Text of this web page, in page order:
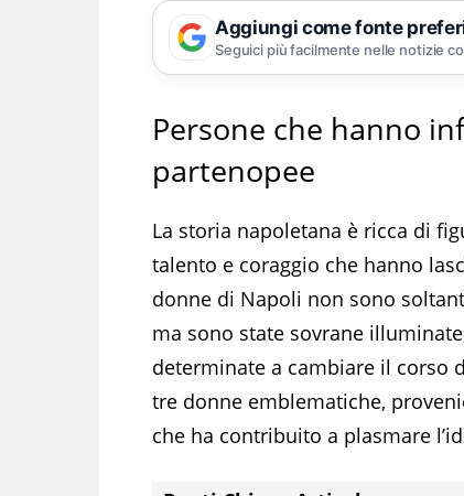
Aggiungi come fonte
Seguici più facilmente nelle notizie
Persone che hanno
partenopee
La storia napoletana è ricca di
talento e coraggio che hanno
donne di Napoli non sono
ma sono state sovrane
determinate a cambiare il corso
tre donne emblematiche,
che ha contribuito a plasmare